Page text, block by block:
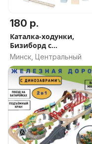
180 р.
Каталка-ходунки,
Бизиборд с
инструментами
Минск, Центральный